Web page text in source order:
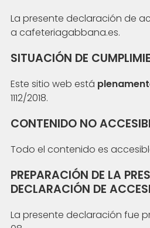
La presente declaración de
a cafeteriagabbana.es.
SITUACIÓN DE
Este sitio web está
1112/2018.
CONTENIDO NO
Todo el contenido es
PREPARACIÓN DE LA
DECLARACIÓN DE
La presente declaración fue